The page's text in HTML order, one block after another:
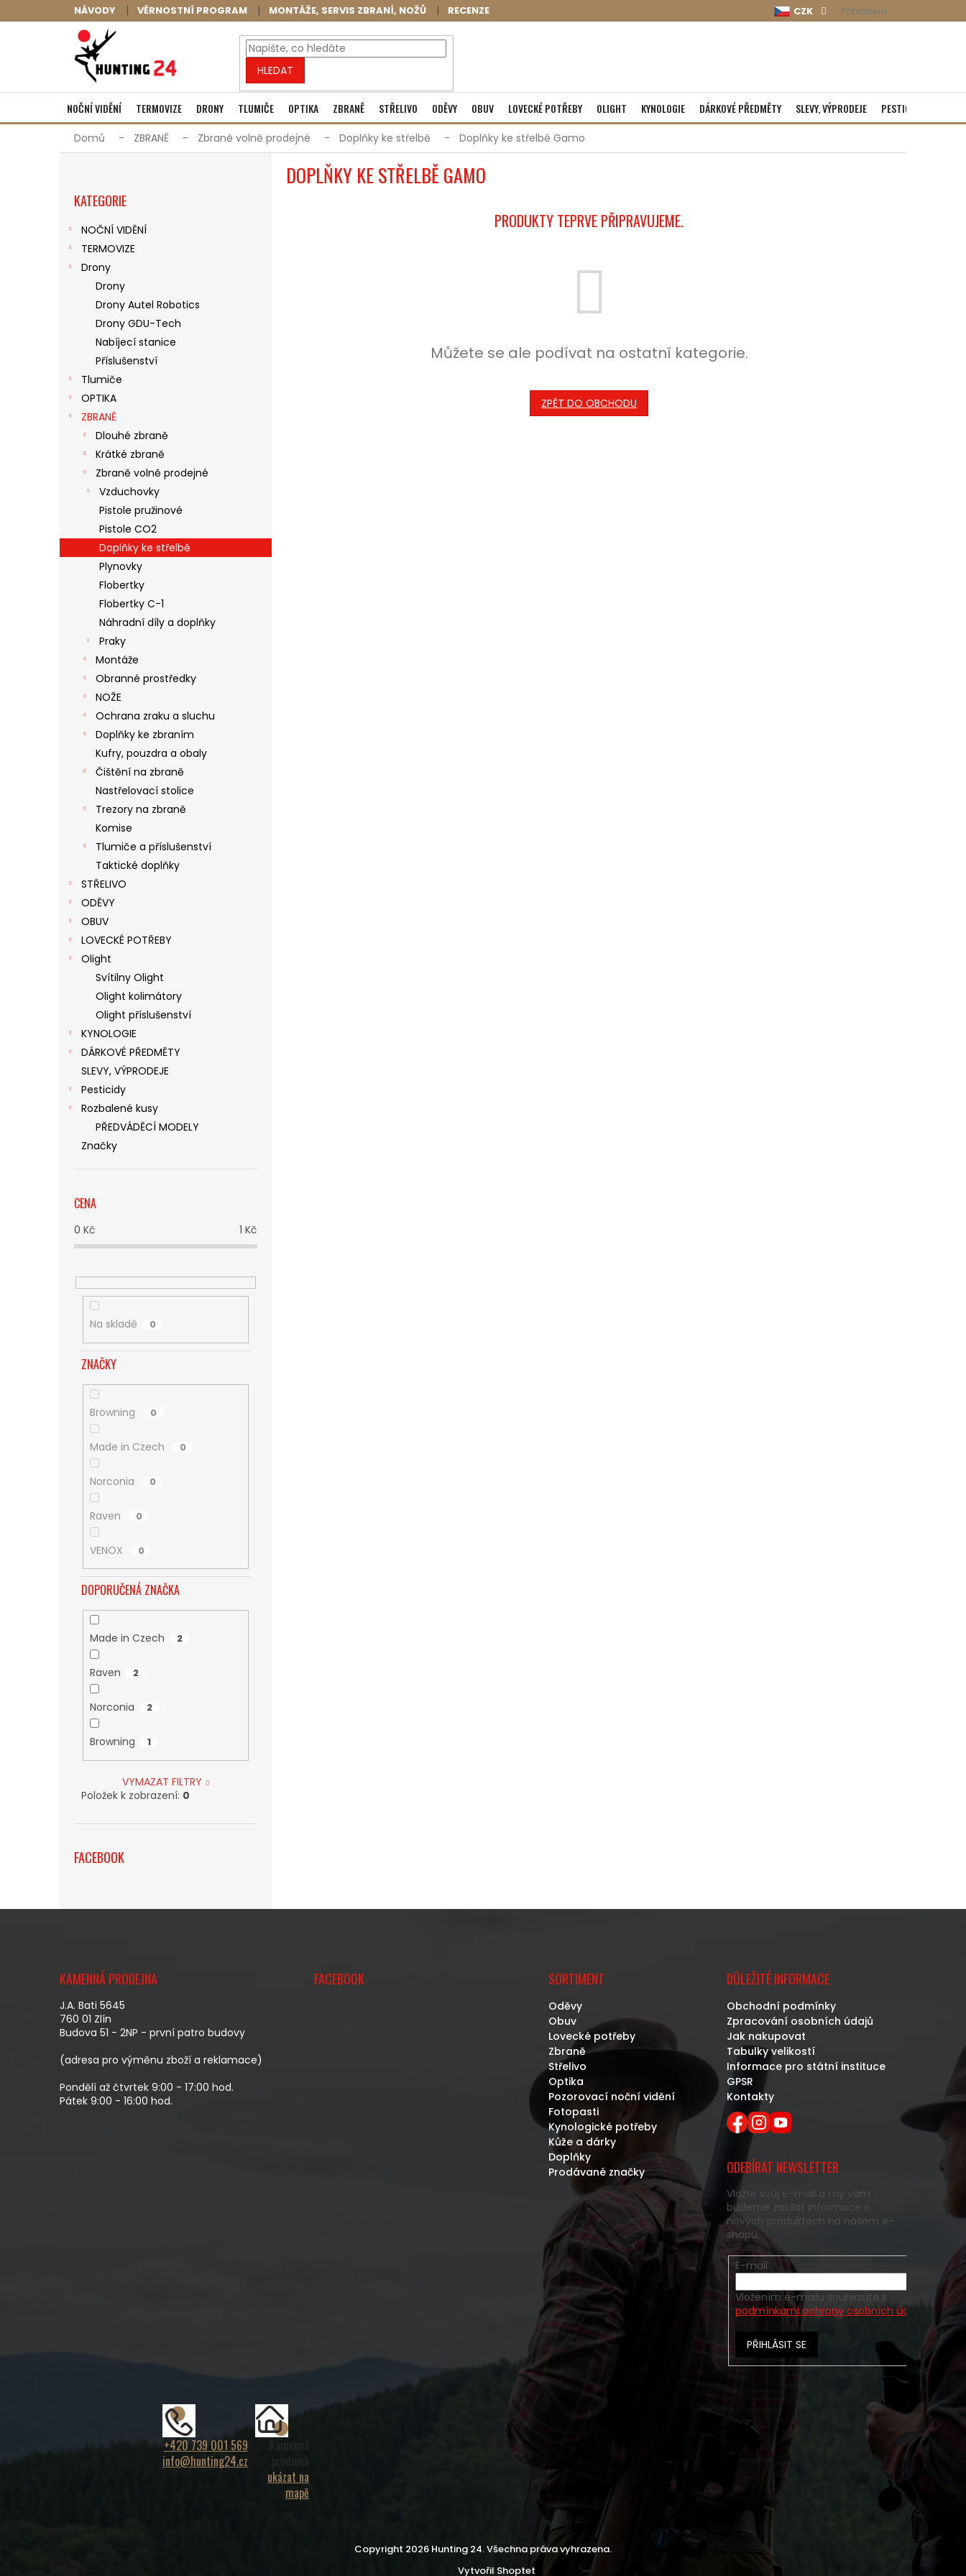
na
NÁVODY VĚRNOSTNÍ PROGRAM MONTÁŽE, SERVIS ZBRANÍ, NOŽŮ RECENZE CZK Přihlášení
HLEDAT
NÁKUPNÍ
KOŠÍK
Prázdný košík
NOČNÍ VIDĚNÍ TERMOVIZE DRONY TLUMIČE OPTIKA ZBRANĚ STŘELIVO ODĚVY OBUV LOVECKÉ POTŘEBY OLIGHT KYNOLOGIE DÁRKOVÉ PŘEDMĚTY SLEVY, VÝPRODEJE PESTICIDY
Domů ZBRANĚ Zbraně volně prodejné Doplňky ke střelbě Doplňky ke střelbě Gamo
P
kategorie
KATEGORIE
NOČNÍ VIDĚNÍ
TERMOVIZE
Drony
Drony
Drony Autel Robotics
Drony GDU-Tech
Nabíjecí stanice
Příslušenství
Tlumiče
OPTIKA
ZBRANĚ
Dlouhé zbraně
Krátké zbraně
Zbraně volně prodejné
Vzduchovky
Pistole pružinové
Pistole CO2
Doplňky ke střelbě
Plynovky
Flobertky
Flobertky C-1
Náhradní díly a doplňky
Praky
Montáže
Obranné prostředky
NOŽE
Ochrana zraku a sluchu
Doplňky ke zbraním
Kufry, pouzdra a obaly
Čištění na zbraně
Nastřelovací stolice
Trezory na zbraně
Komise
Tlumiče a příslušenství
Taktické doplňky
STŘELIVO
ODĚVY
OBUV
LOVECKÉ POTŘEBY
Olight
Svítilny Olight
Olight kolimátory
Olight příslušenství
KYNOLOGIE
DÁRKOVÉ PŘEDMĚTY
SLEVY, VÝPRODEJE
Pesticidy
Rozbalené kusy
PŘEDVÁDĚCÍ MODELY
Značky
CENA
0 Kč 1 Kč
Na skladě 0
ZNAČKY
Browning 0
Made in Czech 0
Norconia 0
Raven 0
VENOX 0
DOPORUČENÁ ZNAČKA
Made in Czech 2
Raven 2
Norconia 2
Browning 1
VYMAZAT FILTRY
Položek k zobrazení: 0
FACEBOOK
DOPLŇKY KE STŘELBĚ GAMO
PRODUKTY TEPRVE PŘIPRAVUJEME.
Můžete se ale podívat na ostatní kategorie.
ZPĚT DO OBCHODU
KAMENNÁ PRODEJNA
J.A. Bati 5645
760 01 Zlín
Budova 51 - 2NP - první patro budovy
(adresa pro výměnu zboží a reklamace)
Pondělí až čtvrtek 9:00 - 17:00 hod.
Pátek 9:00 - 16:00 hod.
FACEBOOK SORTIMENT
Oděvy
Obuv
Lovecké potřeby
Zbraně
Střelivo
Optika
Pozorovací noční vidění
Fotopasti
Kynologické potřeby
Kůže a dárky
Doplňky
Prodávané značky
DŮLEŽITÉ INFORMACE
Obchodní podmínky
Zpracování osobních údajů
Jak nakupovat
Tabulky velikostí
Informace pro státní instituce
GPSR
Kontakty
ODEBÍRAT NEWSLETTER
Vložte svůj e-mail a my vám
budeme zasílat informace o
nových produktech na našem e-
shopu.
E-mail
Vložením e-mailu souhlasíte s
podmínkami ochrany osobních údajů
PŘIHLÁSIT SE
+420 739 001 569
info@hunting24.cz
Kamenná
prodejna
ukázat na
mapě
Vytvořil Shoptet
Copyright 2026 Hunting 24. Všechna práva vyhrazena.